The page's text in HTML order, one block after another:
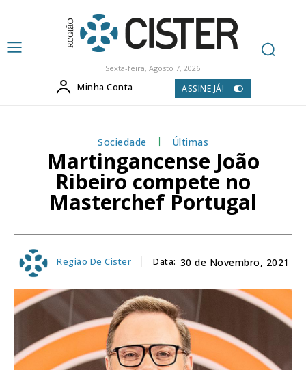
Sexta-feira, Agosto 7, 2026
Minha Conta ASSINE JÁ!
Sociedade Últimas
Martingancense João
Ribeiro compete no
Masterchef Portugal
Região De Cister Data: 30 de Novembro, 2021